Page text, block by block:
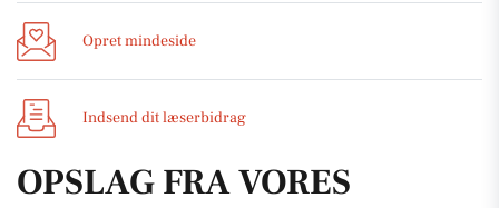
Opret mindeside
Indsend dit læserbidrag
OPSLAG FRA VORES